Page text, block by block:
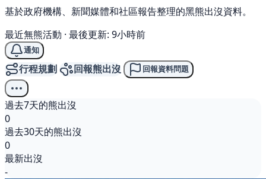
基於政府機構、新聞媒體和社區報告整理的黑熊出沒資料。
最近無熊活動 · 最後更新: 9小時前
通知
行程規劃 回報熊出沒 回報資料問題
過去7天的熊出沒
0
過去30天的熊出沒
0
最新出沒
-